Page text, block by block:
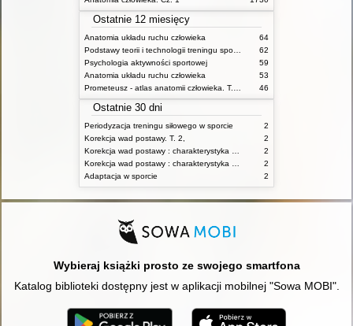
Ostatnie 12 miesięcy
Anatomia układu ruchu człowieka
64
Podstawy teorii i technologii treningu sportowego : praca zbiorowa. T. 2
62
Psychologia aktywności sportowej
59
Anatomia układu ruchu człowieka
53
Prometeusz - atlas anatomii człowieka. T. 1,
46
Ostatnie 30 dni
Periodyzacja treningu siłowego w sporcie
2
Korekcja wad postawy. T. 2,
2
Korekcja wad postawy : charakterystyka wad postawy oraz postępowanie korekcyjne w poszczególnych rodzajach wad. T. 1
2
Korekcja wad postawy : charakterystyka wad postawy oraz postępowanie korekcyjne w poszczególnych rodzajach wad. T. 2
2
Adaptacja w sporcie
2
Wybieraj książki prosto ze swojego smartfona
Katalog biblioteki dostępny jest w aplikacji mobilnej "Sowa MOBI".